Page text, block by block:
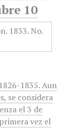
10
1835. Aun
se considera
el 3 de
vez el